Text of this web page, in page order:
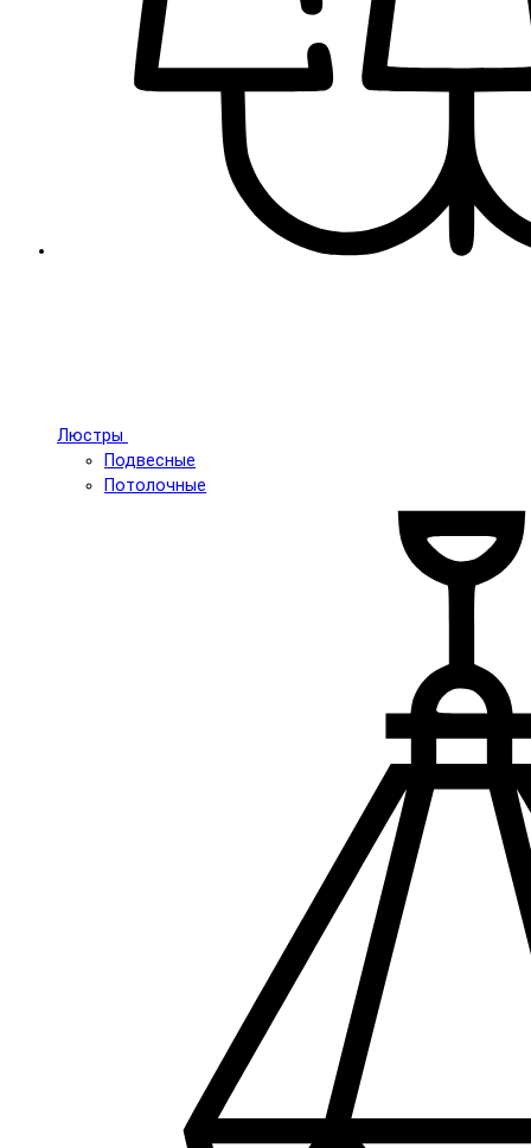
Люстры
Подвесные
Потолочные